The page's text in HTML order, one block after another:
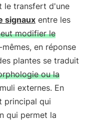
le transfert d'une
signaux entre les
modifier le
en réponse
plantes se traduit
ou la
externes. En
principal qui
qui permet la